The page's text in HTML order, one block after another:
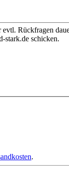
Rückfragen
stark.de schicken.
.